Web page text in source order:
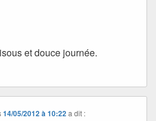
et douce journée.
14/05/2012 à 10:22 a dit :